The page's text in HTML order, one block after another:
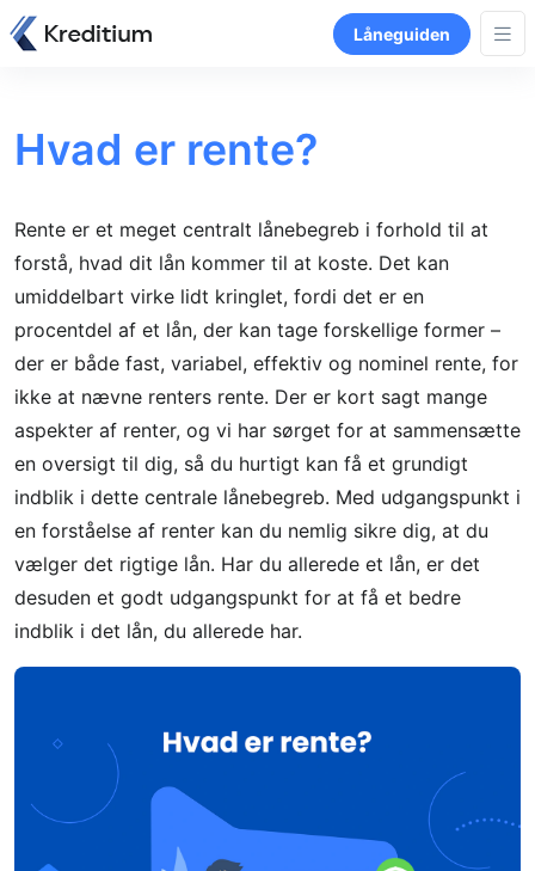
Låneguiden
Hvad er rente?
Rente er et meget centralt lånebegreb i forhold til at
forstå, hvad dit lån kommer til at koste. Det kan
umiddelbart virke lidt kringlet, fordi det er en
procentdel af et lån, der kan tage forskellige former –
der er både fast, variabel, effektiv og nominel rente, for
ikke at nævne renters rente. Der er kort sagt mange
aspekter af renter, og vi har sørget for at sammensætte
en oversigt til dig, så du hurtigt kan få et grundigt
indblik i dette centrale lånebegreb. Med udgangspunkt i
en forståelse af renter kan du nemlig sikre dig, at du
vælger det rigtige lån. Har du allerede et lån, er det
desuden et godt udgangspunkt for at få et bedre
indblik i det lån, du allerede har.